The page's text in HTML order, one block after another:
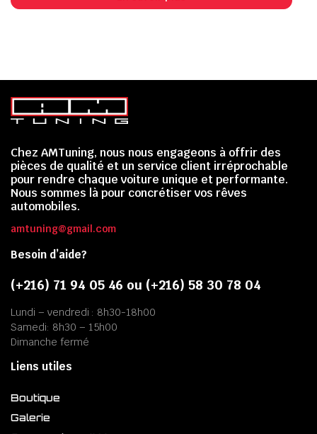
Chez AMTuning, nous nous engageons à offrir des
pièces de qualité et un service client irréprochable
pour rendre chaque voiture unique et performante.
Nous sommes là pour concrétiser vos rêves
automobiles.
amtuning@gmail.com
Besoin d’aide?
(+216) 71 94 05 46 ou (+216) 58 30 78 04
Lundi – vendredi : 8h30-18h00
Samedi: 8h30 – 15h00
Dimanche fermé
Liens utiles
Boutique
Galerie